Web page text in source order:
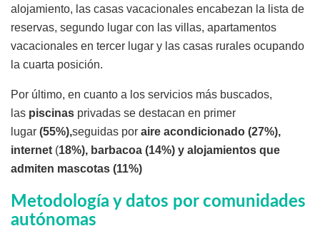
alojamiento, las casas vacacionales encabezan la lista de
reservas, segundo lugar con las villas, apartamentos
vacacionales en tercer lugar y las casas rurales ocupando
la cuarta posición.
Por último, en cuanto a los servicios más buscados,
las piscinas privadas se destacan en primer
lugar (55%),seguidas por aire acondicionado (27%),
internet (18%), barbacoa (14%) y alojamientos que
admiten mascotas (11%)
Metodología y datos por comunidades
autónomas